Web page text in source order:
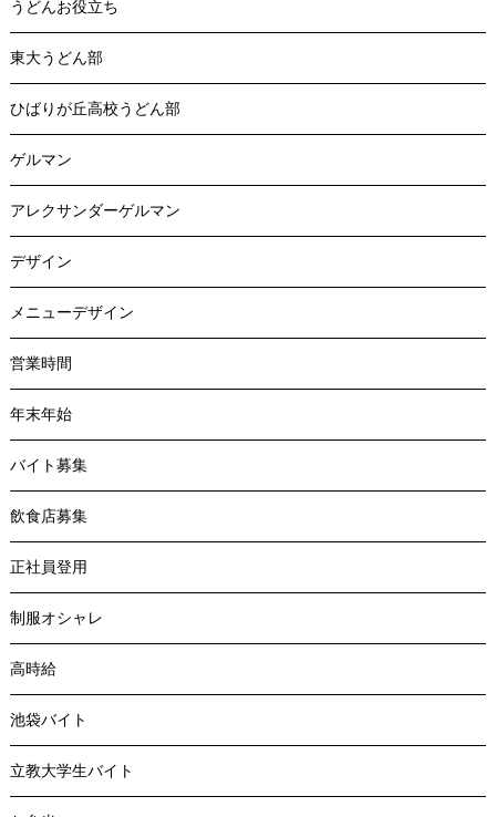
うどんお役立ち
東大うどん部
ひばりが丘高校うどん部
ゲルマン
アレクサンダーゲルマン
デザイン
メニューデザイン
営業時間
年末年始
バイト募集
飲食店募集
正社員登用
制服オシャレ
高時給
池袋バイト
立教大学生バイト